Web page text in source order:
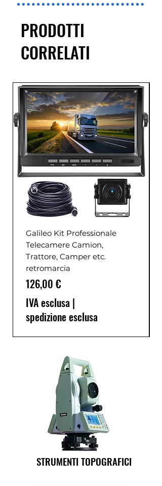
PRODOTTI
CORRELATI
Galileo Kit Professionale
Telecamere Camion,
Trattore, Camper etc.
retromarcia
Prezzo
126,00 €
IVA esclusa |
spedizione esclusa
STRUMENTI TOPOGRAFICI